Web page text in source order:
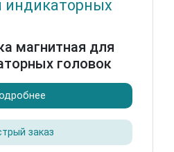
магнитная для
головок
заказ